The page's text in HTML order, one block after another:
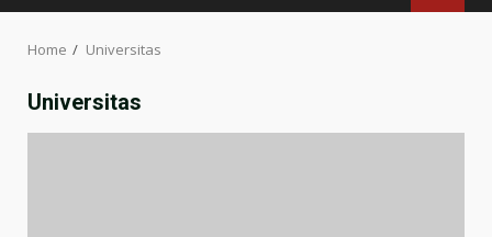
Home Universitas
Universitas